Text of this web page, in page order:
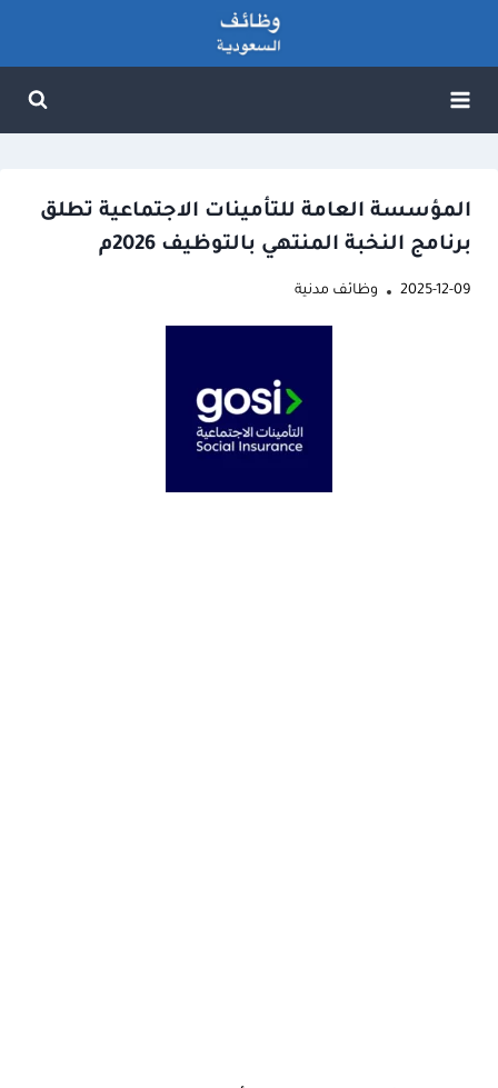
المحتوى
المؤسسة العامة للتأمينات الاجتماعية تطلق
برنامج النخبة المنتهي بالتوظيف 2026م
2025-12-09 وظائف مدنية